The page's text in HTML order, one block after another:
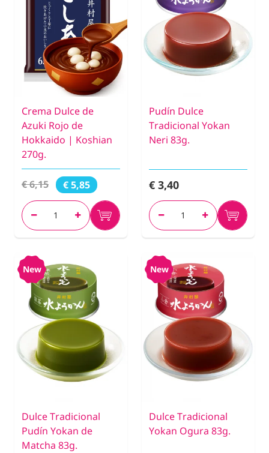
Crema Dulce de
Azuki Rojo de
Hokkaido | Koshian
270g.
€ 6,15 € 5,85
Pudín Dulce
Tradicional Yokan
Neri 83g.
€ 3,40
New
Dulce Tradicional
Pudín Yokan de
Matcha 83g.
New
Dulce Tradicional
Yokan Ogura 83g.